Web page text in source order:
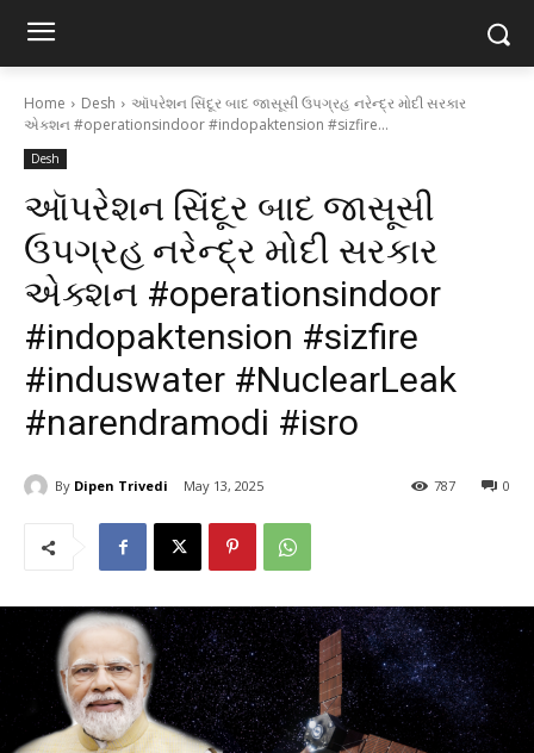
Home Desh
ઑપરેશન સિંદૂર બાદ જાસૂસી ઉપગ્રહ નરેન્દ્ર મોદી સરકાર
એક્શન #operationsindoor #indopaktension #sizfire...
Desh
ઑપરેશન સિંદૂર બાદ જાસૂસી
ઉપગ્રહ નરેન્દ્ર મોદી સરકાર
એક્શન #operationsindoor
#indopaktension #sizfire
#induswater #NuclearLeak
#narendramodi #isro
By Dipen Trivedi May 13, 2025 0
787